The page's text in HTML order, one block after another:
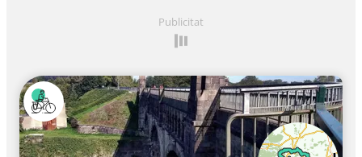
Publicitat